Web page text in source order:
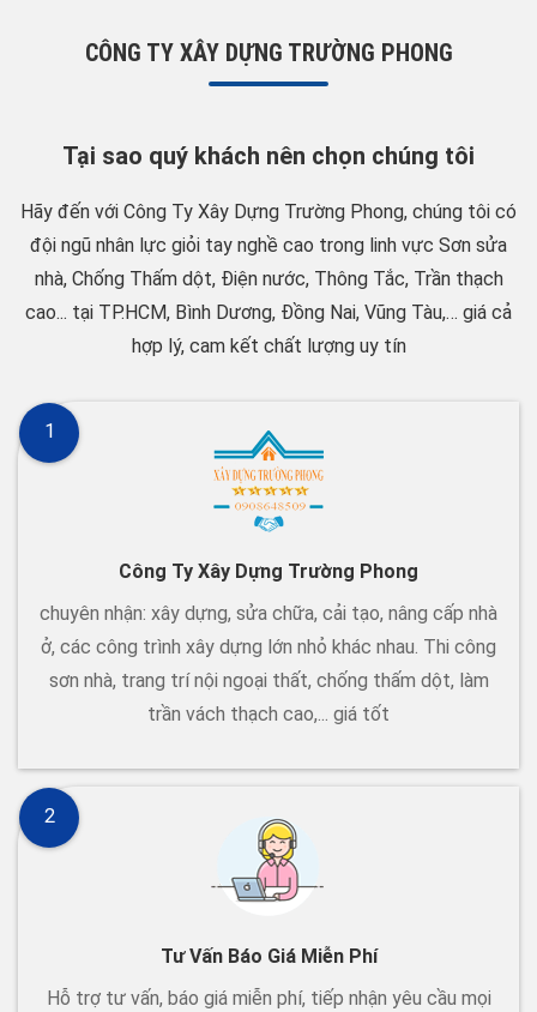
CÔNG TY XÂY DỰNG TRƯỜNG PHONG
Tại sao quý khách nên chọn chúng tôi
Hãy đến với Công Ty Xây Dựng Trường Phong, chúng tôi có
đội ngũ nhân lực giỏi tay nghề cao trong linh vực Sơn sửa
nhà, Chống Thấm dột, Điện nước, Thông Tắc, Trần thạch
cao... tại TP.HCM, Bình Dương, Đồng Nai, Vũng Tàu,… giá cả
hợp lý, cam kết chất lượng uy tín
Công Ty Xây Dựng Trường Phong
chuyên nhận: xây dựng, sửa chữa, cải tạo, nâng cấp nhà
ở, các công trình xây dựng lớn nhỏ khác nhau. Thi công
sơn nhà, trang trí nội ngoại thất, chống thấm dột, làm
trần vách thạch cao,... giá tốt
1
Tư Vấn Báo Giá Miễn Phí
Hỗ trợ tư vấn, báo giá miễn phí, tiếp nhận yêu cầu mọi
2